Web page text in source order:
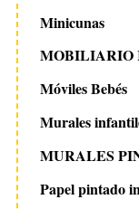
Minicunas
MOBILIARIO
Móviles Bebés
Murales
MURALES
Papel pintado